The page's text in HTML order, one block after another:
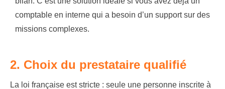
comptable en interne qui a besoin d’un support sur des
missions complexes.
2. Choix du prestataire qualifié
La loi française est stricte : seule une personne inscrite à